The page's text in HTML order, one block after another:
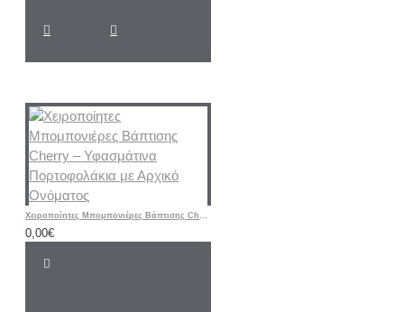
Χειροποίητες Μπομπονιέρες Βάπτισης Cherry – Υφασμάτινα Πορτοφολάκια με Αρχικό Ονόματος
0,00€